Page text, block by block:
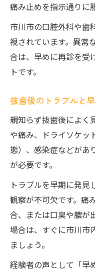
痛み止めを指示通りに
市川市の口腔外科や歯
視されています。異常
合は、早めに再診を受
トです。
抜歯後のトラブルと
親知らず抜歯後によく
や痛み、ドライソケッ
態）、感染症などがあ
が必要です。
トラブルを早期に発
観察が不可欠です。痛
合、または口臭や膿が
場合は、すぐに市川市
ましょう。
経験者の声として「早